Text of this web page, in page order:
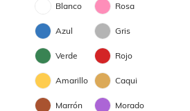
Blanco Rosa
Azul Gris
Verde Rojo
Amarillo Caqui
Marrón Morado